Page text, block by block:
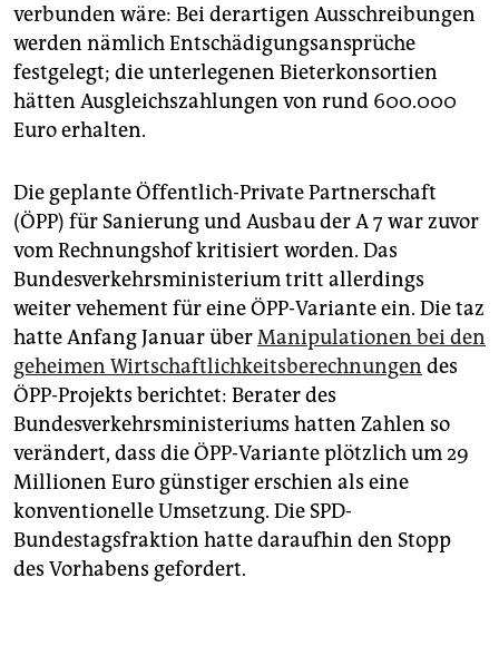
verbunden wäre: Bei derartigen Ausschreibungen
werden nämlich Entschädigungsansprüche
festgelegt; die unterlegenen Bieterkonsortien
hätten Ausgleichszahlungen von rund 600.000
Euro erhalten.
Die geplante Öffentlich-Private Partnerschaft
(ÖPP) für Sanierung und Ausbau der A 7 war zuvor
vom Rechnungshof kritisiert worden. Das
Bundesverkehrsministerium tritt allerdings
weiter vehement für eine ÖPP-Variante ein. Die taz
hatte Anfang Januar überManipulationen bei den
geheimen Wirtschaftlichkeitsberechnungen des
ÖPP-Projekts berichtet: Berater des
Bundesverkehrsministeriums hatten Zahlen so
verändert, dass die ÖPP-Variante plötzlich um 29
Millionen Euro günstiger erschien als eine
konventionelle Umsetzung. Die SPD-
Bundestagsfraktion hatte daraufhin den Stopp
des Vorhabens gefordert.